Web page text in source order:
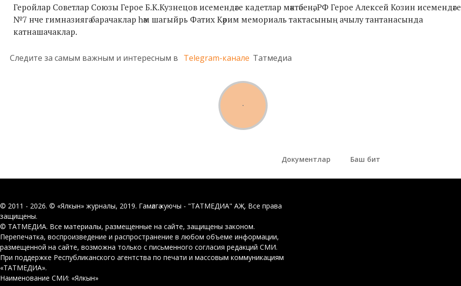
Геройлар Советлар Союзы Герое Б.К.Кузнецов исемендәге кадетлар мәктәбенә, РФ Герое Алексей Козин исемендәге
№7 нче гимназиягә барачаклар һәм шагыйрь Фатих Кәрим мемориаль тактасының ачылу тантанасында
катнашачаклар.
Следите за самым важным и интересным в Telegram-канале Татмедиа
Документлар Баш бит
© 2011 - 2026. © «Ялкын» журналы, 2019. Гамәлгә куючы - "ТАТМЕДИА" АҖ. Все права
защищены.
© ТАТМЕДИА. Все материалы, размещенные на сайте, защищены законом.
Перепечатка, воспроизведение и распространение в любом объеме информации,
размещенной на сайте, возможна только с письменного согласия редакций СМИ.
При поддержке Республиканского агентства по печати и массовым коммуникациям
«ТАТМЕДИА».
Наименование СМИ: «Ялкын»